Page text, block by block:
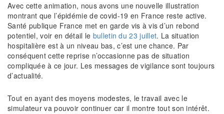
Avec cette animation, nous avons une nouvelle illustration
montrant que l’épidémie de covid-19 en France reste active.
Santé publique France met en garde vis à vis d’un rebond
potentiel, voir en détail le bulletin du 23 juillet. La situation
hospitalière est à un niveau bas, c’est une chance. Par
conséquent cette reprise n’occasionne pas de situation
compliquée à ce jour. Les messages de vigilance sont toujours
d’actualité.
Tout en ayant des moyens modestes, le travail avec le
simulateur va pouvoir continuer car il montre tout son intérêt.